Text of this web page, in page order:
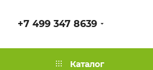
+7 499 347 8639
Каталог